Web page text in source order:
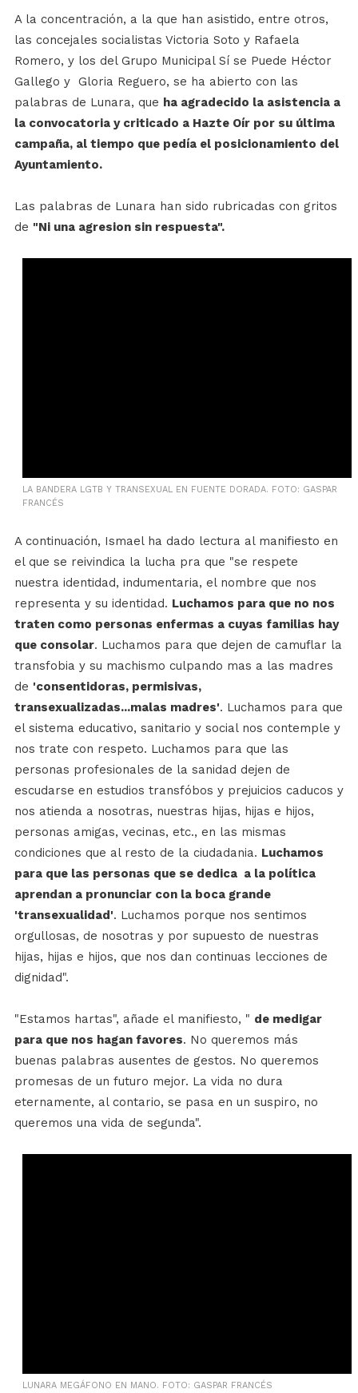
A la concentración, a la que han asistido, entre otros,
las concejales socialistas Victoria Soto y Rafaela
Romero, y los del Grupo Municipal Sí se Puede Héctor
Gallego y Gloria Reguero, se ha abierto con las
palabras de Lunara, que ha agradecido la asistencia a
la convocatoria y criticado a Hazte Oír por su última
campaña, al tiempo que pedía el posicionamiento del
Ayuntamiento.
Las palabras de Lunara han sido rubricadas con gritos
de "Ni una agresion sin respuesta".
LA BANDERA LGTB Y TRANSEXUAL EN FUENTE DORADA. FOTO: GASPAR
FRANCÉS
A continuación, Ismael ha dado lectura al manifiesto en
el que se reivindica la lucha pra que "se respete
nuestra identidad, indumentaria, el nombre que nos
representa y su identidad. Luchamos para que no nos
traten como personas enfermas a cuyas familias hay
que consolar. Luchamos para que dejen de camuflar la
transfobia y su machismo culpando mas a las madres
de 'consentidoras, permisivas,
transexualizadas...malas madres'. Luchamos para que
el sistema educativo, sanitario y social nos contemple y
nos trate con respeto. Luchamos para que las
personas profesionales de la sanidad dejen de
escudarse en estudios transfóbos y prejuicios caducos y
nos atienda a nosotras, nuestras hijas, hijas e hijos,
personas amigas, vecinas, etc., en las mismas
condiciones que al resto de la ciudadania. Luchamos
para que las personas que se dedica a la política
aprendan a pronunciar con la boca grande
'transexualidad'. Luchamos porque nos sentimos
orgullosas, de nosotras y por supuesto de nuestras
hijas, hijas e hijos, que nos dan continuas lecciones de
dignidad".
"Estamos hartas", añade el manifiesto, " de medigar
para que nos hagan favores. No queremos más
buenas palabras ausentes de gestos. No queremos
promesas de un futuro mejor. La vida no dura
eternamente, al contario, se pasa en un suspiro, no
queremos una vida de segunda".
LUNARA MEGÁFONO EN MANO. FOTO: GASPAR FRANCÉS